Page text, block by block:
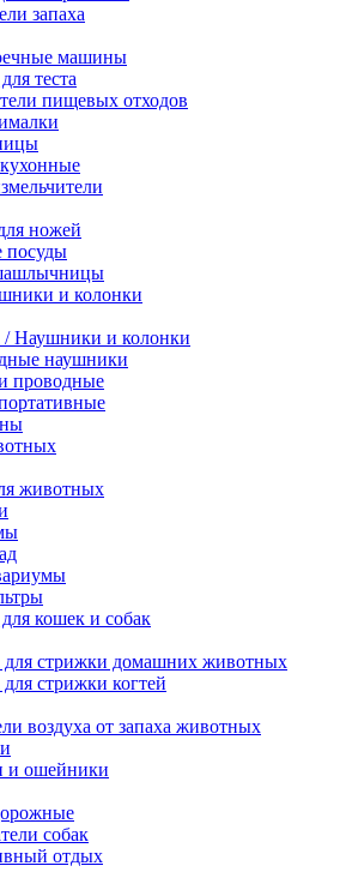
запаха
машины
теста
пищевых отходов
ножей
посуды
и колонки
/ Наушники и колонки
наушники
проводные
животных
кошек и собак
стрижки домашних животных
стрижки когтей
воздуха от запаха животных
и ошейники
собак
отдых